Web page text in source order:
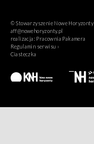
© Stowarzyszenie Nowe Horyzonty
aff@nowehoryzonty.pl
realizacja: Pracownia Pakamera
Regulamin serwisu ›
Ciasteczka